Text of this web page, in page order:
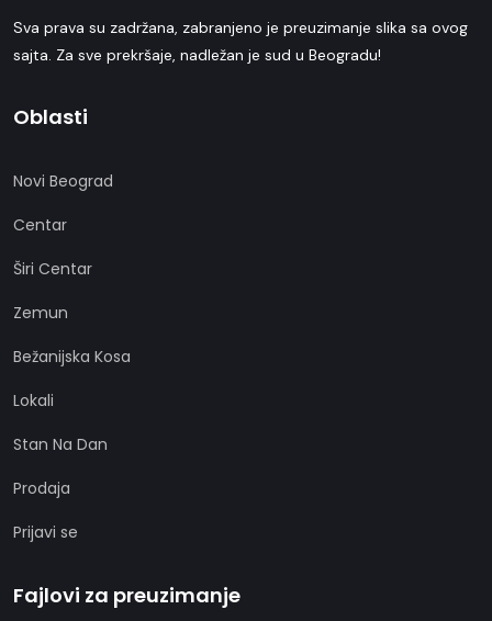
Sva prava su zadržana, zabranjeno je preuzimanje slika sa ovog
sajta. Za sve prekršaje, nadležan je sud u Beogradu!
Oblasti
Novi Beograd
Centar
Širi Centar
Zemun
Bežanijska Kosa
Lokali
Stan Na Dan
Prodaja
Prijavi se
Fajlovi za preuzimanje